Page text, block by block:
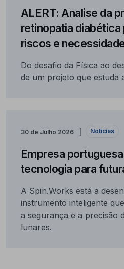
ALERT: Analise da
retinopatia
riscos e
Do desafio da Física ao
de um projeto que estuda
30 de Julho 2026 Notícias
Empresa
tecnologia para
A Spin.Works está a
instrumento inteligente
a segurança e a precisão
lunares.